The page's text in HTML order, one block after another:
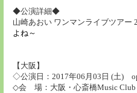
◆公演詳細◆
山崎あおい ワンマンライブツアー
よね～
【大阪】
◇公演日：2017年06月03日 (土)
◇会 場：大阪・心斎橋Music Club